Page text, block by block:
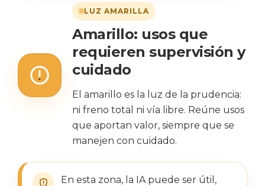
LUZ AMARILLA
Amarillo: usos que
requieren supervisión y
cuidado
El amarillo es la luz de la prudencia:
ni freno total ni vía libre. Reúne usos
que aportan valor, siempre que se
manejen con cuidado.
En esta zona, la IA puede ser útil,